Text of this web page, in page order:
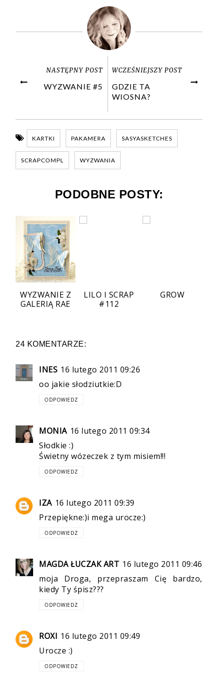
NASTĘPNY POST
WYZWANIE #5
WCZEŚNIEJSZY POST
GDZIE TA
WIOSNA?
KARTKI PAKAMERA SASYASKETCHES
SCRAPCOMPL WYZWANIA
PODOBNE POSTY:
WYZWANIE Z
GALERIĄ RAE
LILO I SCRAP
#112
GROW
24 KOMENTARZE:
INES 16 lutego 2011 09:26
oo jakie słodziutkie:D
ODPOWIEDZ
MONIA 16 lutego 2011 09:34
Słodkie :)
Świetny wózeczek z tym misiem!!!
ODPOWIEDZ
IZA 16 lutego 2011 09:39
Przepiękne:)i mega urocze:)
ODPOWIEDZ
MAGDA ŁUCZAK ART 16 lutego 2011 09:46
moja Droga, przepraszam Cię bardzo,
kiedy Ty śpisz???
ODPOWIEDZ
ROXI 16 lutego 2011 09:49
Urocze :)
ODPOWIEDZ